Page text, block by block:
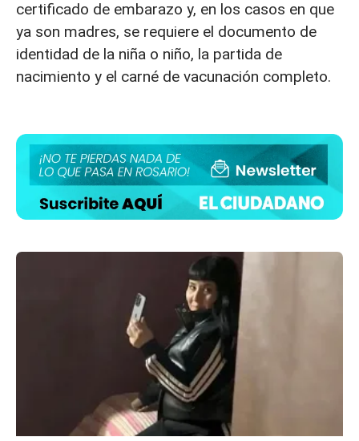
certificado de embarazo y, en los casos en que
ya son madres, se requiere el documento de
identidad de la niña o niño, la partida de
nacimiento y el carné de vacunación completo.